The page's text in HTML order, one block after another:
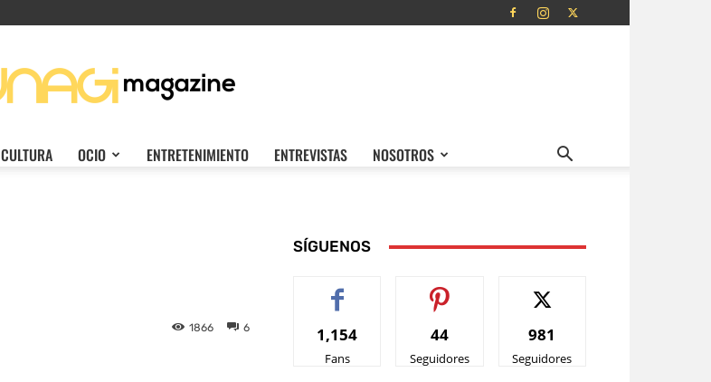
CULTURA OCIO ENTRETENIMIENTO ENTREVISTAS NOSOTROS
6
1866
SÍGUENOS
1,154
Fans
44
Seguidores
981
Seguidores